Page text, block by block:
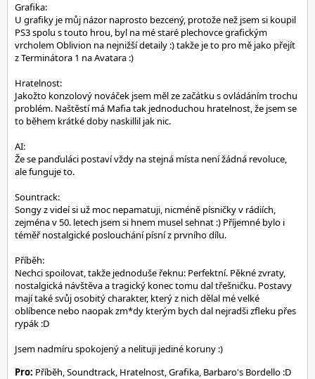
Grafika:
U grafiky je můj názor naprosto bezcený, protože než jsem si koupil
PS3 spolu s touto hrou, byl na mé staré plechovce grafickým
vrcholem Oblivion na nejnižší detaily :) takže je to pro mě jako přejít
z Terminátora 1 na Avatara :)
Hratelnost:
Jakožto konzolový nováček jsem měl ze začátku s ovládáním trochu
problém. Naštěstí má Mafia tak jednoduchou hratelnost, že jsem se
to během krátké doby naskillil jak nic.
AI:
Že se panďuláci postaví vždy na stejná místa není žádná revoluce,
ale funguje to.
Sountrack:
Songy z videí si už moc nepamatuji, nicméně písničky v rádiích,
zejména v 50. letech jsem si hnem musel sehnat :) Příjemné bylo i
téměř nostalgické poslouchání písní z prvního dílu.
Příběh:
Nechci spoilovat, takže jednoduše řeknu: Perfektní. Pěkné zvraty,
nostalgická návštěva a tragický konec tomu dal třešničku. Postavy
mají také svůj osobitý charakter, který z nich dělal mé velké
oblíbence nebo naopak zm*dy kterým bych dal nejradši zfleku přes
rypák :D
Jsem nadmíru spokojený a nelituji jediné koruny :)
Pro: Příběh, Soundtrack, Hratelnost, Grafika, Barbaro's Bordello :D